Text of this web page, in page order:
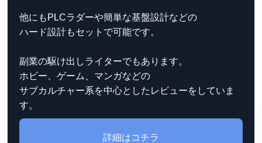
他にもPLCラダーや簡単な基盤設計などの
ハード設計もセットで可能です。
副業の駆け出しライターでもあります。
ホビー、ゲーム、マンガなどの
サブカルチャー系を中心としたレビューをしていま
す。
詳細はコチラ